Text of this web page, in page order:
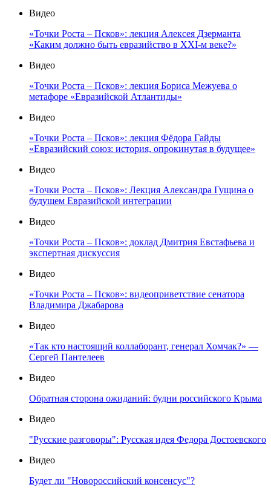
Видео
«Точки Роста – Псков»: лекция Алексея Дзерманта
«Каким должно быть евразийство в XXI-м веке?»
Видео
«Точки Роста – Псков»: лекция Бориса Межуева о
метафоре «Евразийской Атлантиды»
Видео
«Точки Роста – Псков»: лекция Фёдора Гайды
«Евразийский союз: история, опрокинутая в будущее»
Видео
«Точки Роста – Псков»: Лекция Александра Гущина о
будущем Евразийской интеграции
Видео
«Точки Роста – Псков»: доклад Дмитрия Евстафьева и
экспертная дискуссия
Видео
«Точки Роста – Псков»: видеоприветствие сенатора
Владимира Джабарова
Видео
«Так кто настоящий коллаборант, генерал Хомчак?» —
Сергей Пантелеев
Видео
Обратная сторона ожиданий: будни российского Крыма
Видео
"Русские разговоры": Русская идея Федора Достоевского
Видео
Будет ли "Новороссийский консенсус"?